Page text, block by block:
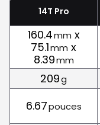
14T Pro
160.4mm x
75.1mm x
8.39mm
209g
6.67pouces